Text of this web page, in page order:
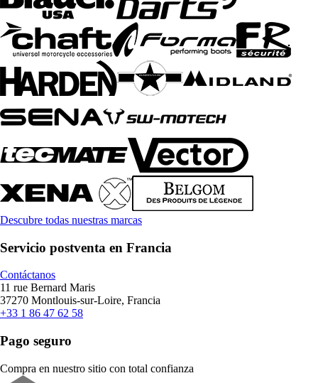
Descubre todas nuestras marcas
Servicio postventa en Francia
Contáctanos
11 rue Bernard Maris
37270 Montlouis-sur-Loire, Francia
+33 1 86 47 62 58
Pago seguro
Compra en nuestro sitio con total confianza